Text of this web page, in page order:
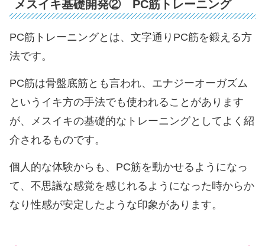
メスイキ基礎開発② PC筋トレーニング
PC筋トレーニングとは、文字通りPC筋を鍛える方
法です。
PC筋は骨盤底筋とも言われ、エナジーオーガズム
というイキ方の手法でも使われることがあります
が、メスイキの基礎的なトレーニングとしてよく紹
介されるものです。
個人的な体験からも、PC筋を動かせるようになっ
て、不思議な感覚を感じれるようになった時からか
なり性感が安定したような印象があります。